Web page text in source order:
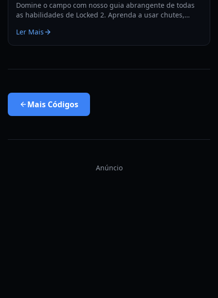
Domine o campo com nosso guia abrangente de todas
as habilidades de Locked 2. Aprenda a usar chutes,
Ler Mais
Mais Códigos
Anúncio